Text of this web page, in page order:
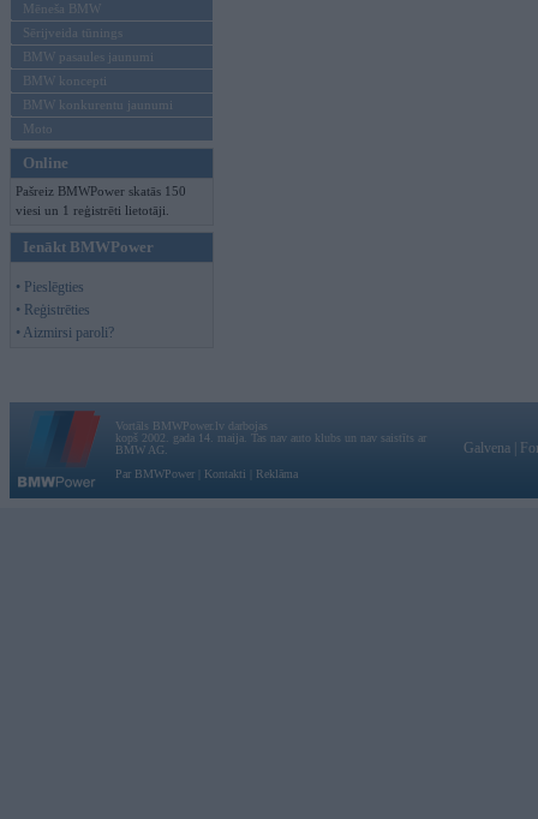
Mēneša BMW
Sērijveida tūnings
BMW pasaules jaunumi
BMW koncepti
BMW konkurentu jaunumi
Moto
Online
Pašreiz BMWPower skatās 150
viesi un 1 reģistrēti lietotāji.
Ienākt BMWPower
• Pieslēgties
• Reģistrēties
• Aizmirsi paroli?
Vortāls BMWPower.lv darbojas
kopš 2002. gada 14. maija. Tas nav auto klubs un nav saistīts ar
BMW AG.
Par BMWPower
Kontakti Reklāma
Galvena